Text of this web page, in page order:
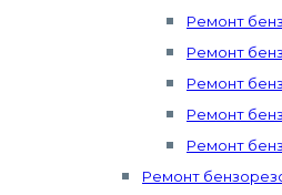
Ремонт
Ремонт
Ремонт
Ремонт
Ремонт
Ремонт